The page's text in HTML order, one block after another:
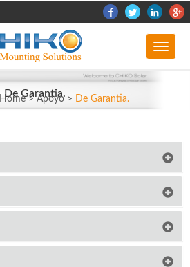
biaoti
De Garantia.
Home>Apoyo> De Garantia.